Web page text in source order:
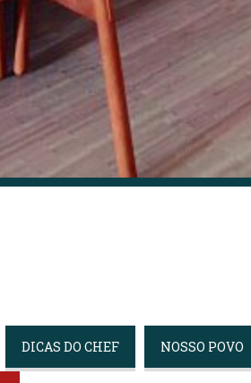
DICAS DO CHEF NOSSO POVO